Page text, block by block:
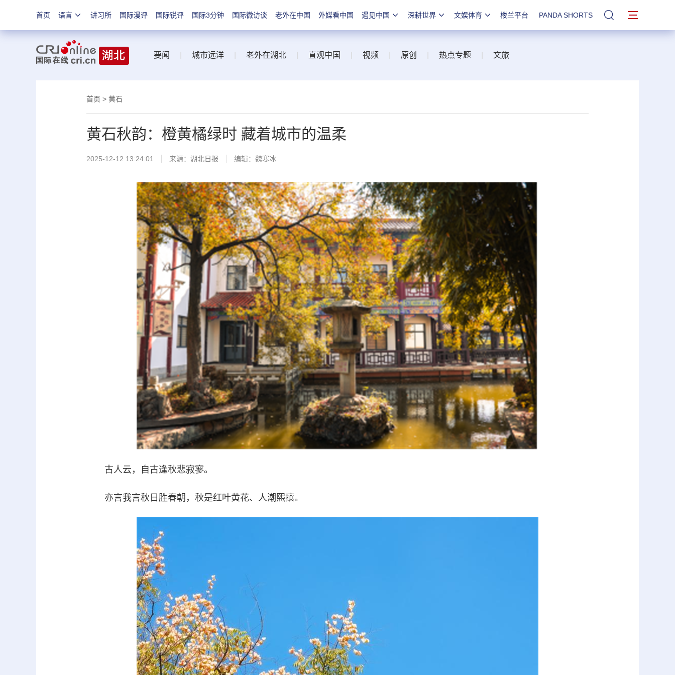
首页 语言 讲习所 国际漫评 国际锐评 国际3分钟 国际微访谈 老外在中国 外媒看中国 遇见中国 深耕世界 文娱体育 楼兰平台 PANDA SHORTS 站内搜索
要闻 城市远洋 老外在湖北 直观中国 视频 原创 热点专题 文旅
首页 > 黄石
黄石秋韵：橙黄橘绿时 藏着城市的温柔
2025-12-12 13:24:01 来源： 湖北日报 编辑：魏寒冰
古人云，自古逢秋悲寂寥。
亦言我言秋日胜春朝，秋是红叶黄花、人潮熙攘。